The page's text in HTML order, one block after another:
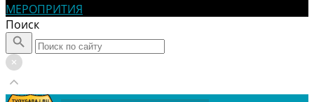
МЕРОПРИТИЯ
Поиск